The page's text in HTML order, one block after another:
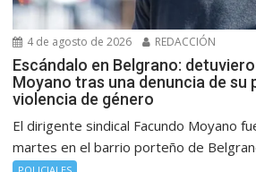
4 de agosto de 2026 REDACCIÓN
Escándalo en Belgrano:
Moyano tras una denuncia de su
violencia de género
El dirigente sindical Facundo Moyano
martes en el barrio porteño de